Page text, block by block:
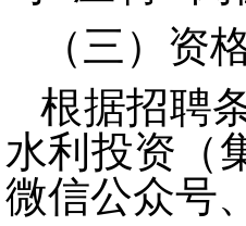
（三）资
根据招聘
水利投资（
微信公众号